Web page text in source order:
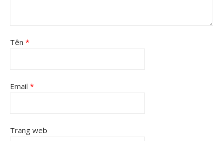
Tên *
Email *
Trang web